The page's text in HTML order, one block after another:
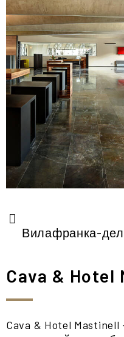
Вилафранка-
Cava & Hotel
Cava & Hotel